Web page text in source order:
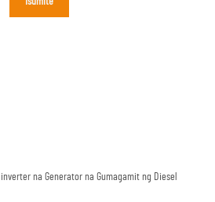
inverter na Generator na Gumagamit ng Diesel